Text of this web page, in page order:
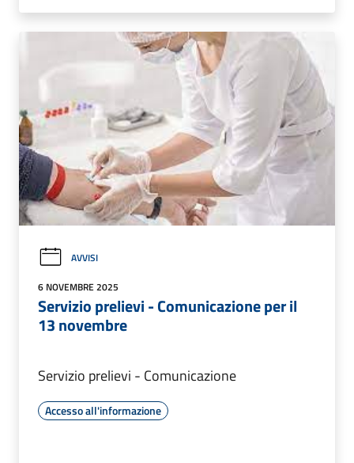
AVVISI
6 NOVEMBRE 2025
Servizio prelievi - Comunicazione per il
13 novembre
Servizio prelievi - Comunicazione
Accesso all'informazione